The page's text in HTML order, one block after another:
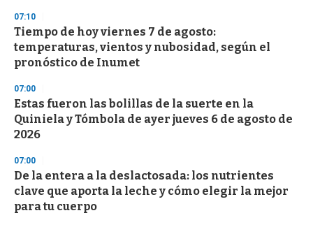
07:10
Tiempo de hoy viernes 7 de agosto:
temperaturas, vientos y nubosidad, según el
pronóstico de Inumet
07:00
Estas fueron las bolillas de la suerte en la
Quiniela y Tómbola de ayer jueves 6 de agosto de
2026
07:00
De la entera a la deslactosada: los nutrientes
clave que aporta la leche y cómo elegir la mejor
para tu cuerpo